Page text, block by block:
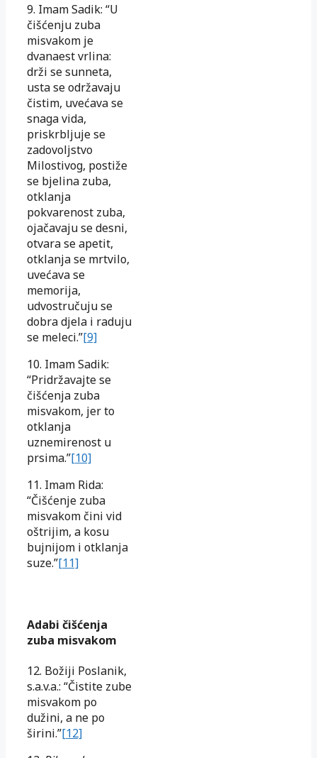
9. Imam Sadik: “U
čišćenju zuba
misvakom je
dvanaest vrlina:
drži se sunneta,
usta se održavaju
čistim, uvećava se
snaga vida,
priskrbljuje se
zadovoljstvo
Milostivog, postiže
se bjelina zuba,
otklanja
pokvarenost zuba,
ojačavaju se desni,
otvara se apetit,
otklanja se mrtvilo,
uvećava se
memorija,
udvostručuju se
dobra djela i raduju
se meleci.”[9]
10. Imam Sadik:
“Pridržavajte se
čišćenja zuba
misvakom, jer to
otklanja
uznemirenost u
prsima.”[10]
11. Imam Rida:
“Čišćenje zuba
misvakom čini vid
oštrijim, a kosu
bujnijom i otklanja
suze.”[11]
Adabi čišćenja
zuba misvakom
12. Božiji Poslanik,
s.a.v.a.: “Čistite zube
misvakom po
dužini, a ne po
širini.”[12]